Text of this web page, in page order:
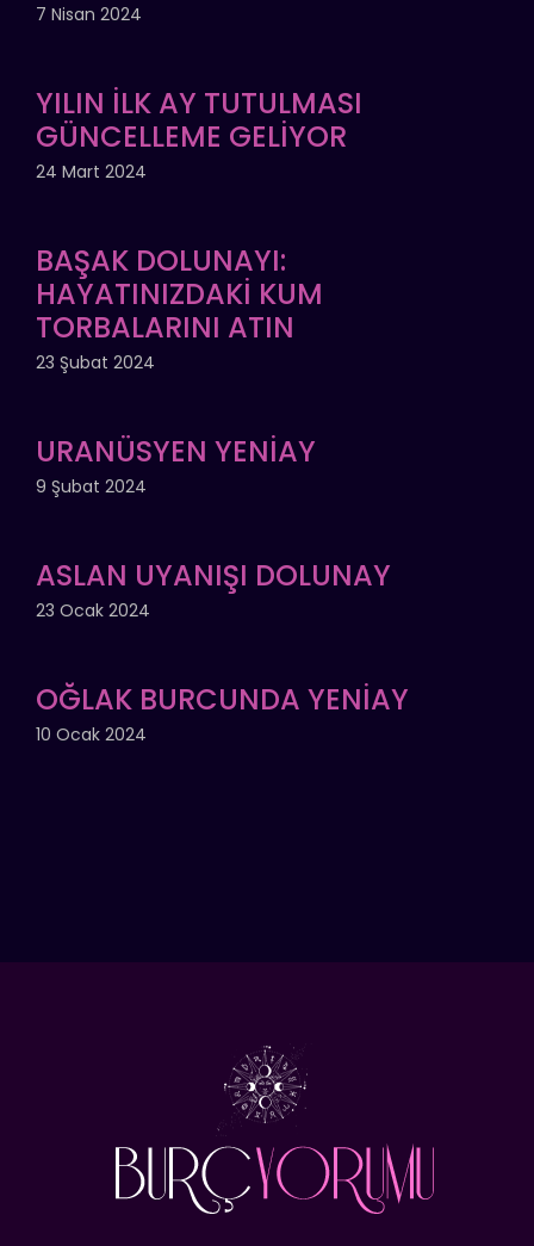
7 Nisan 2024
YILIN İLK AY TUTULMASI
GÜNCELLEME GELİYOR
24 Mart 2024
BAŞAK DOLUNAYI:
HAYATINIZDAKİ KUM
TORBALARINI ATIN
23 Şubat 2024
URANÜSYEN YENİAY
9 Şubat 2024
ASLAN UYANIŞI DOLUNAY
23 Ocak 2024
OĞLAK BURCUNDA YENİAY
10 Ocak 2024